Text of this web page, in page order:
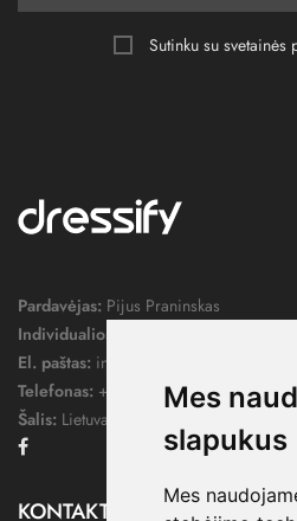
Mes
slapukus
Mes
Sutinku su svetainės
Pardavėjas: Pijus Praninskas
Individualios veiklos pažymos nr.:
El. paštas: info@dressify.lt
Telefonas: +370 676 78578
Šalis: Lietuva
KONTAKTAI